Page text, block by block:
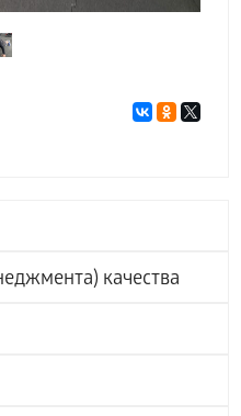
качества